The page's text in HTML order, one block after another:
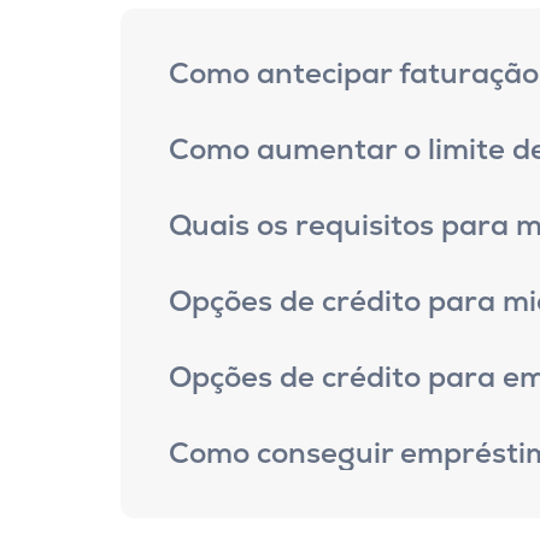
Como antecipar
Como aumentar o limite
Quais os requisitos para
Opções de crédito para
Opções de crédito para
Como conseguir